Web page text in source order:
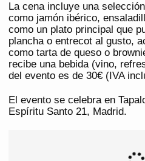
La cena incluye una
como jamón ibérico,
como un plato principal que
plancha o entrecot al gusto,
como tarta de queso o
recibe una bebida (vino,
del evento es de 30€ (IVA
El evento se celebra en
Espíritu Santo 21, Madrid.